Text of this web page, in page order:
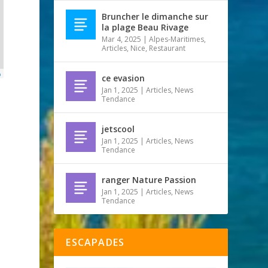
Bruncher le dimanche sur
la plage Beau Rivage
Mar 4, 2025 |Alpes-Maritimes,
Articles, Nice, Restaurant
ce evasion
Jan 1, 2025 |Articles, News
Tendance
jetscool
Jan 1, 2025 |Articles, News
Tendance
ranger Nature Passion
Jan 1, 2025 |Articles, News
Tendance
ESCAPADES